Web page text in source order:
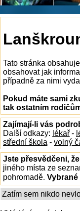
Tato stránka
obsahovat jak
případně za nimi
Pokud máte sami
tak ostatním
Zajímají-li vás
Další odkazy: lékař -
střední škola - volný
Jste přesvědčeni,
jiného místa ze
pohromadě. Vybrané
Zatím sem nikdo